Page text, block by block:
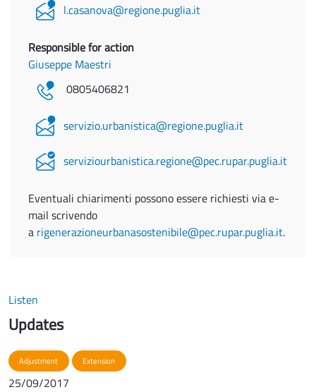
l.casanova@regione.puglia.it
Responsible for action
Giuseppe Maestri
0805406821
servizio.urbanistica@regione.puglia.it
serviziourbanistica.regione@pec.rupar.puglia.it
Eventuali chiarimenti possono essere richiesti via e-
mail scrivendo
a rigenerazioneurbanasostenibile@pec.rupar.puglia.it.
Listen
Updates
Adjustment Extension
25/09/2017